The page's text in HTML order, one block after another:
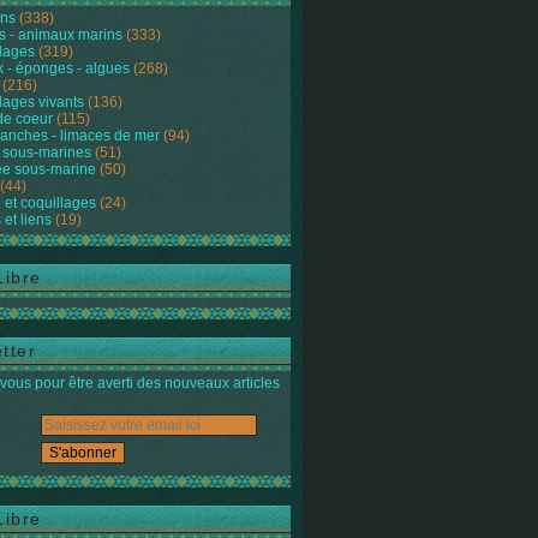
(338)
- animaux marins (333)
(319)
- éponges - algues (268)
(216)
vivants (136)
coeur (115)
- limaces de mer (94)
marines (51)
sous-marine (50)
et coquillages (24)
et liens (19)
pour être averti des nouveaux articles